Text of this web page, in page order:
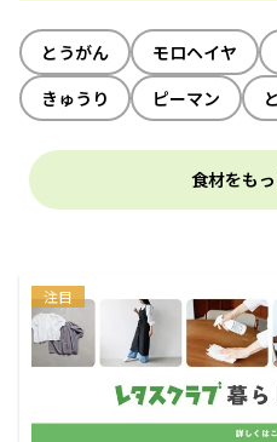
とうがん モロヘイヤ
きゅうり
ピーマン
食材をも
注目